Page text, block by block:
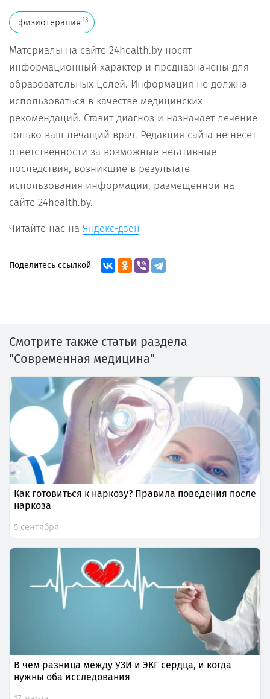
физиотерапия 13
Материалы на сайте 24health.by носят
информационный характер и предназначены для
образовательных целей. Информация не должна
использоваться в качестве медицинских
рекомендаций. Ставит диагноз и назначает лечение
только ваш лечащий врач. Редакция сайта не несет
ответственности за возможные негативные
последствия, возникшие в результате
использования информации, размещенной на
сайте 24health.by.
Читайте нас на Яндекс-дзен
Поделитесь ссылкой
Смотрите также статьи раздела
"Современная медицина"
Как готовиться к наркозу? Правила поведения после
наркоза
5 сентября
В чем разница между УЗИ и ЭКГ сердца, и когда
нужны оба исследования